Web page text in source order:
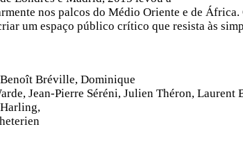
nos palcos do Médio Oriente e de
um espaço público crítico que resista às
Bréville, Dominique
Jean-Pierre Séréni, Julien Théron,